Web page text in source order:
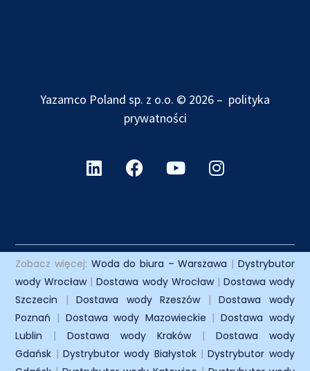
Yazamco Poland sp. z o.o. © 2026 – polityka
prywatności
Zobacz więcej: Woda do biura – Warszawa | Dystrybutor
wody Wrocław|Dostawa wody Wrocław| Dostawa wody
Szczecin |Dostawa wody Rzeszów|Dostawa wody
Poznań | Dostawa wody Mazowieckie |Dostawa wody
Lublin |Dostawa wody Kraków| Dostawa wody
Gdańsk |Dystrybutor wody Białystok|Dystrybutor wody